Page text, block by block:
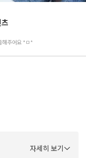
해주어요 *ㅁ*
자세히 보기